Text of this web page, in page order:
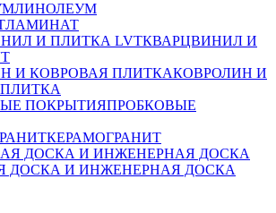
ЛИНОЛЕУМ
ЛАМИНАТ
КВАРЦВИНИЛ И
КОВРОЛИН И
ПРОБКОВЫЕ
КЕРАМОГРАНИТ
ДОСКА И ИНЖЕНЕРНАЯ ДОСКА